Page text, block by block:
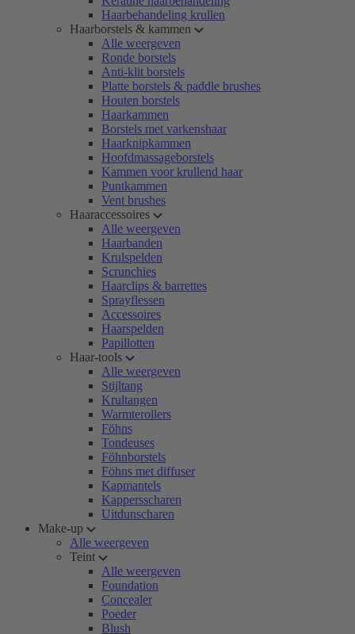
Haarbehandeling krullen
Haarborstels & kammen
Alle weergeven
Ronde borstels
Anti-klit borstels
Platte borstels & paddle brushes
Houten borstels
Haarkammen
Borstels met varkenshaar
Haarknipkammen
Hoofdmassageborstels
Kammen voor krullend haar
Puntkammen
Vent brushes
Haaraccessoires
Alle weergeven
Haarbanden
Krulspelden
Scrunchies
Haarclips & barrettes
Sprayflessen
Accessoires
Haarspelden
Papillotten
Haar-tools
Alle weergeven
Stijltang
Krultangen
Warmterollers
Föhns
Tondeuses
Föhnborstels
Föhns met diffuser
Kapmantels
Kappersscharen
Uitdunscharen
Make-up
Alle weergeven
Teint
Alle weergeven
Foundation
Concealer
Poeder
Blush